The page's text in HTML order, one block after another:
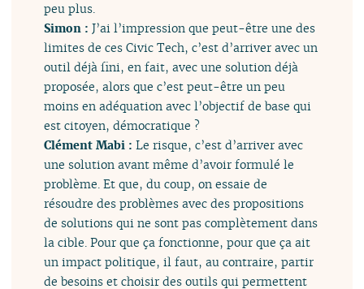
peu plus.
Simon :J’ai l’impression que peut-être une des
limites de ces Civic Tech, c’est d’arriver avec un
outil déjà fini, en fait, avec une solution déjà
proposée, alors que c’est peut-être un peu
moins en adéquation avec l’objectif de base qui
est citoyen, démocratique ?
Clément Mabi :Le risque, c’est d’arriver avec
une solution avant même d’avoir formulé le
problème. Et que, du coup, on essaie de
résoudre des problèmes avec des propositions
de solutions qui ne sont pas complètement dans
la cible. Pour que ça fonctionne, pour que ça ait
un impact politique, il faut, au contraire, partir
de besoins et choisir des outils qui permettent